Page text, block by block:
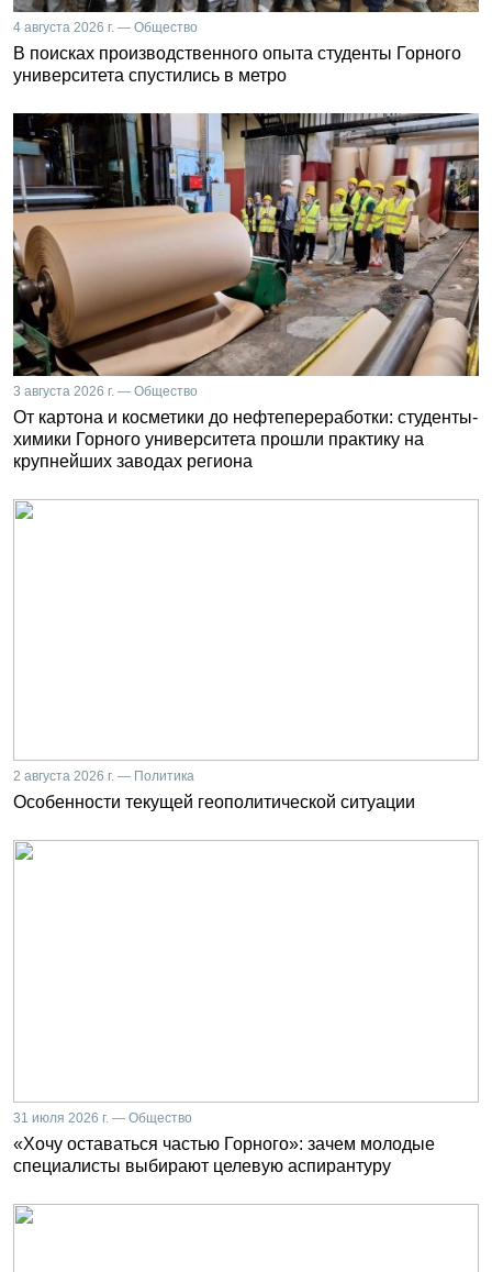
4 августа 2026 г. — Общество
В поисках производственного опыта студенты Горного
университета спустились в метро
3 августа 2026 г. — Общество
От картона и косметики до нефтепереработки: студенты-
химики Горного университета прошли практику на
крупнейших заводах региона
2 августа 2026 г. — Политика
Особенности текущей геополитической ситуации
31 июля 2026 г. — Общество
«Хочу оставаться частью Горного»: зачем молодые
специалисты выбирают целевую аспирантуру